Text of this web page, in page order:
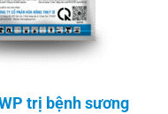
trị bệnh sương